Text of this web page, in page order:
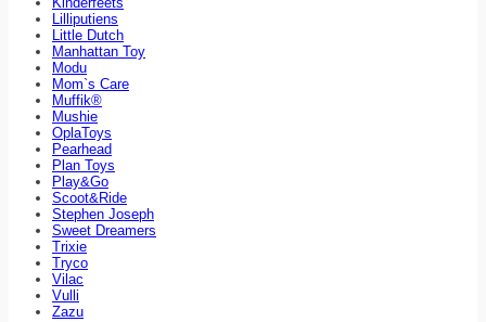
Lilliputiens
Little Dutch
Manhattan Toy
Modu
Mom`s Care
Muffik®
Mushie
OplaToys
Pearhead
Plan Toys
Play&Go
Scoot&Ride
Stephen Joseph
Sweet Dreamers
Trixie
Tryco
Vilac
Vulli
Zazu